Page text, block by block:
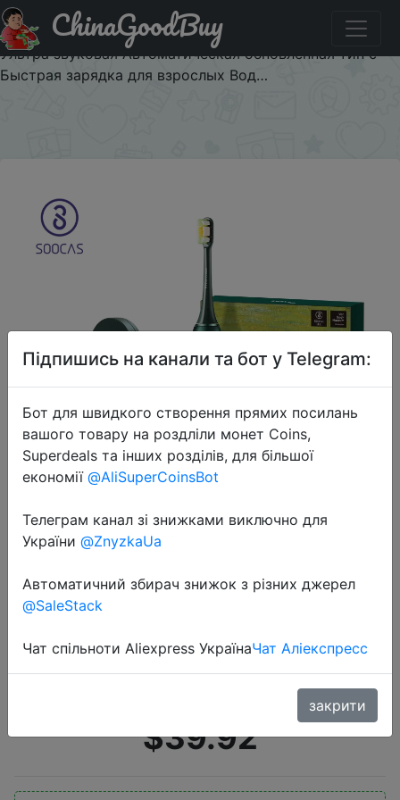
Купити по знижці SOOCAS09 SOOCAS X3U Van
электрическая зубная щетка Sonic зубная щетка
Ультра звуковая Автоматическая обновленная тип c
Быстрая зарядка для взрослых Вод…
ChinaGoodBuy
2020-09-08
зубная щетка Sonic зубная щетка
Ультра звуковая Автоматическая
обновленная тип c Быстрая
зарядка для взрослых Вод…
$39.92
Підпишись на канали та бот у Telegram:
Бот для швидкого створення прямих посилань
вашого товару на роздліли монет Coins,
Superdeals та інших розділів, для більшої
економії @AliSuperCoinsBot
Телеграм канал зі знижками виключно для
України @ZnyzkaUa
Автоматичний збирач знижок з різних джерел
@SaleStack
Чат спільноти Aliexpress УкраїнаЧат Аліекспресс
закрити